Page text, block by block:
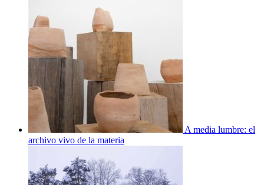
A media lumbre: el
archivo vivo de la materia